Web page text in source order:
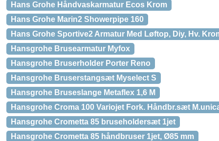
Hans Grohe Håndvaskarmatur Ecos Krom
Hans Grohe Marin2 Showerpipe 160
Hans Grohe Sportive2 Armatur Med Løftop, Diy, Hv.
Hansgrohe Brusearmatur Myfox
Hansgrohe Bruserholder Porter Reno
Hansgrohe Bruserstangsæt Myselect S
Hansgrohe Bruseslange Metaflex 1,6 M
Hansgrohe Croma 100 Variojet Fork. Håndbr.sæt
Hansgrohe Crometta 85 bruseholdersæt 1jet
Hansgrohe Crometta 85 håndbruser 1jet, Ø85 mm